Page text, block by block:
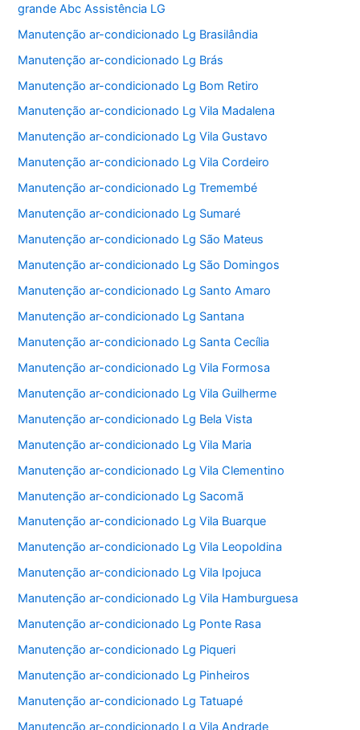
grande Abc Assistência LG
Manutenção ar-condicionado Lg Brasilândia
Manutenção ar-condicionado Lg Brás
Manutenção ar-condicionado Lg Bom Retiro
Manutenção ar-condicionado Lg Vila Madalena
Manutenção ar-condicionado Lg Vila Gustavo
Manutenção ar-condicionado Lg Vila Cordeiro
Manutenção ar-condicionado Lg Tremembé
Manutenção ar-condicionado Lg Sumaré
Manutenção ar-condicionado Lg São Mateus
Manutenção ar-condicionado Lg São Domingos
Manutenção ar-condicionado Lg Santo Amaro
Manutenção ar-condicionado Lg Santana
Manutenção ar-condicionado Lg Santa Cecília
Manutenção ar-condicionado Lg Vila Formosa
Manutenção ar-condicionado Lg Vila Guilherme
Manutenção ar-condicionado Lg Bela Vista
Manutenção ar-condicionado Lg Vila Maria
Manutenção ar-condicionado Lg Vila Clementino
Manutenção ar-condicionado Lg Sacomã
Manutenção ar-condicionado Lg Vila Buarque
Manutenção ar-condicionado Lg Vila Leopoldina
Manutenção ar-condicionado Lg Vila Ipojuca
Manutenção ar-condicionado Lg Vila Hamburguesa
Manutenção ar-condicionado Lg Ponte Rasa
Manutenção ar-condicionado Lg Piqueri
Manutenção ar-condicionado Lg Pinheiros
Manutenção ar-condicionado Lg Tatuapé
Manutenção ar-condicionado Lg Vila Andrade